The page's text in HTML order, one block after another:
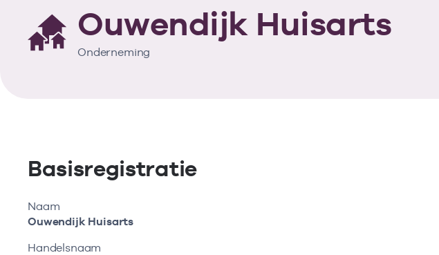
Ouwendijk Huisarts
Onderneming
Basisregistratie
Naam
Ouwendijk Huisarts
Handelsnaam